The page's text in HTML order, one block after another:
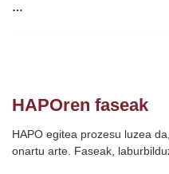
…
HAPOren faseak
HAPO egitea prozesu luzea
onartu arte. Faseak,